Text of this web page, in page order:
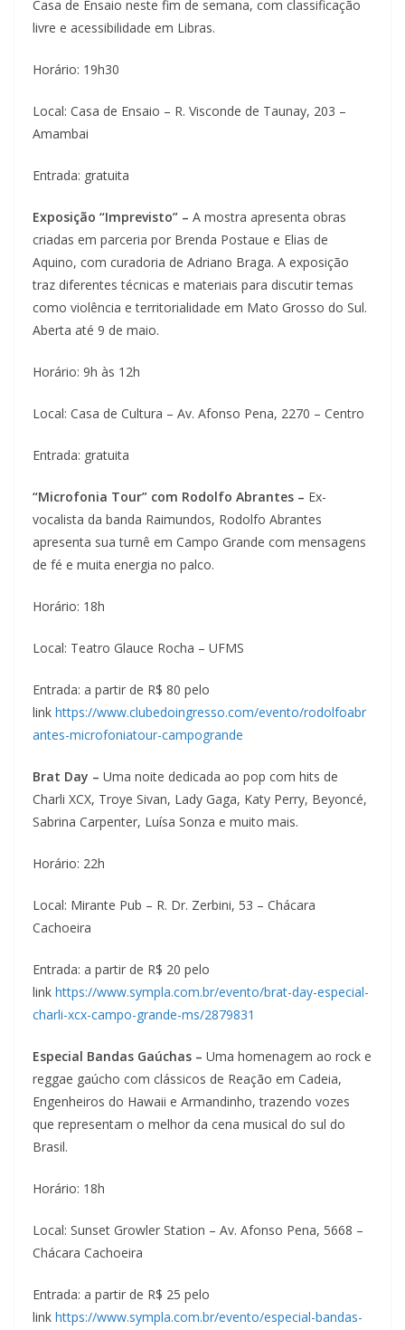
Casa de Ensaio neste fim de semana, com classificação
livre e acessibilidade em Libras.
Horário: 19h30
Local: Casa de Ensaio – R. Visconde de Taunay, 203 –
Amambai
Entrada: gratuita
Exposição “Imprevisto” – A mostra apresenta obras
criadas em parceria por Brenda Postaue e Elias de
Aquino, com curadoria de Adriano Braga. A exposição
traz diferentes técnicas e materiais para discutir temas
como violência e territorialidade em Mato Grosso do Sul.
Aberta até 9 de maio.
Horário: 9h às 12h
Local: Casa de Cultura – Av. Afonso Pena, 2270 – Centro
Entrada: gratuita
“Microfonia Tour” com Rodolfo Abrantes – Ex-
vocalista da banda Raimundos, Rodolfo Abrantes
apresenta sua turnê em Campo Grande com mensagens
de fé e muita energia no palco.
Horário: 18h
Local: Teatro Glauce Rocha – UFMS
Entrada: a partir de R$ 80 pelo
link https://www.clubedoingresso.com/evento/rodolfoabr
antes-microfoniatour-campogrande
Brat Day – Uma noite dedicada ao pop com hits de
Charli XCX, Troye Sivan, Lady Gaga, Katy Perry, Beyoncé,
Sabrina Carpenter, Luísa Sonza e muito mais.
Horário: 22h
Local: Mirante Pub – R. Dr. Zerbini, 53 – Chácara
Cachoeira
Entrada: a partir de R$ 20 pelo
link https://www.sympla.com.br/evento/brat-day-especial-
charli-xcx-campo-grande-ms/2879831
Especial Bandas Gaúchas – Uma homenagem ao rock e
reggae gaúcho com clássicos de Reação em Cadeia,
Engenheiros do Hawaii e Armandinho, trazendo vozes
que representam o melhor da cena musical do sul do
Brasil.
Horário: 18h
Local: Sunset Growler Station – Av. Afonso Pena, 5668 –
Chácara Cachoeira
Entrada: a partir de R$ 25 pelo
link https://www.sympla.com.br/evento/especial-bandas-